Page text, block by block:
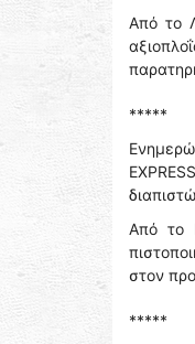
Από το
*****
Από το
στον
*****